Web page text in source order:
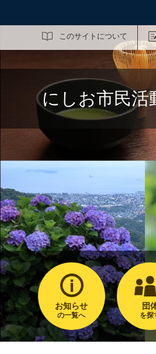
このサイトについて
サイト内検索
にしお市民活
お知らせ
の一覧へ
団
を探